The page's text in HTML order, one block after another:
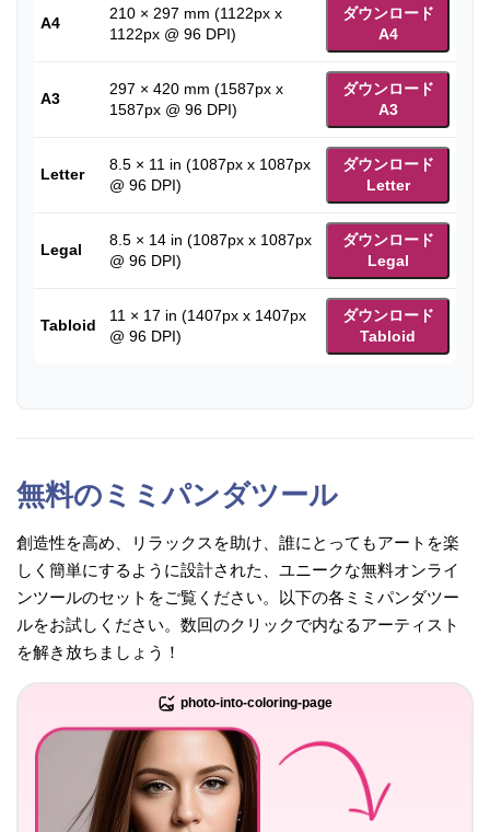
A4
210 × 297 mm (1122px x
1122px @ 96 DPI)
ダウンロード
A4
A3
297 × 420 mm (1587px x
1587px @ 96 DPI)
ダウンロード
A3
Letter
8.5 × 11 in (1087px x 1087px
@ 96 DPI)
ダウンロード
Letter
Legal
8.5 × 14 in (1087px x 1087px
@ 96 DPI)
ダウンロード
Legal
Tabloid
11 × 17 in (1407px x 1407px
@ 96 DPI)
ダウンロード
Tabloid
無料のミミパンダツール
創造性を高め、リラックスを助け、誰にとってもアートを楽
しく簡単にするように設計された、ユニークな無料オンライ
ンツールのセットをご覧ください。以下の各ミミパンダツー
ルをお試しください。数回のクリックで内なるアーティスト
を解き放ちましょう！
photo-into-coloring-page